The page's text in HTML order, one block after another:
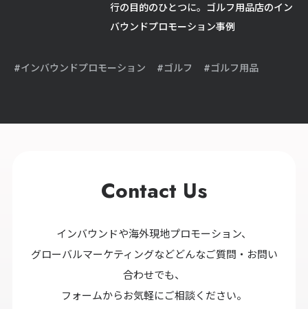
行の目的のひとつに。ゴルフ用品店のイン
バウンドプロモーション事例
インバウンドプロモーション ゴルフ ゴルフ用品
Contact Us
インバウンドや海外現地プロモーション、
グローバルマーケティングなどどんなご質問・お問い
合わせでも、
フォームからお気軽にご相談ください。